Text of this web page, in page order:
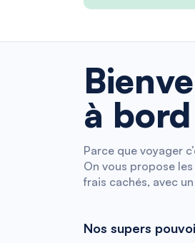
à
Parce que voyager
On vous propose
frais cachés, avec
Nos supers